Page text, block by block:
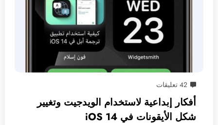
42 تعليقات
أفكار إبداعية لاستخدام الويدجيت وتغيير
شكل الأيقونات في iOS 14